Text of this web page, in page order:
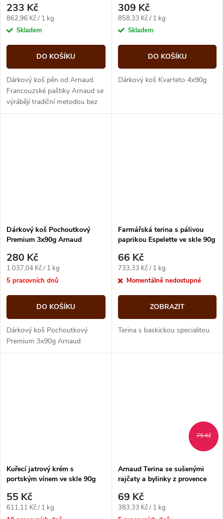
233 Kč
Měrná
cena:
862,96 Kč / 1 kg
Skladem
DO KOŠÍKU
Dárkový koš pěn od Arnaud.
Francouzské paštiky Arnaud se
výrábějí tradiční metodou bez
přídavku barviv, konzervantů a
309 Kč
Měrná
cena:
858,33 Kč / 1 kg
Skladem
DO KOŠÍKU
Dárkový koš Kvarteto 4x90g
Dárkový koš Pochoutkový
Premium 3x90g Arnaud
280 Kč
Měrná
cena:
1 037,04 Kč / 1 kg
5 pracovních dnů
DO KOŠÍKU
Dárkový koš Pochoutkový
Premium 3x90g Arnaud
Farmářská terina s pálivou
paprikou Espelette ve skle 90g
66 Kč
Měrná
cena:
733,33 Kč / 1 kg
Momentálně nedostupné
ZOBRAZIT
Terina s baskickou specialitou.
Kuřecí jatrový krém s
portským vínem ve skle 90g
55 Kč
Měrná
611,11 Kč / 1 kg
75 Kč
Arnaud Terina se sušenými
rajčaty a bylinky z provence
69 Kč
Měrná
383,33 Kč / 1 kg